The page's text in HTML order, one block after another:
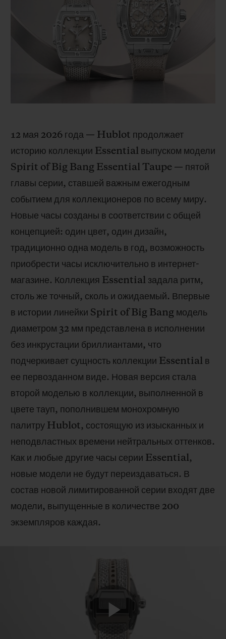
12 мая 2026 года — Hublot продолжает
историю коллекции Essential выпуском модели
Spirit of Big Bang Essential Taupe — пятой
главы серии, ставшей важным ежегодным
событием для коллекционеров по всему миру.
Новые часы созданы в соответствии с общей
концепцией: один цвет, один дизайн,
традиционно одна модель в год, возможность
приобрести часы исключительно в интернет-
магазине. Коллекция Essential задала ритм,
столь же точный, сколь и ожидаемый. Впервые
в истории линейки Spirit of Big Bang модель
диаметром 32 мм представлена в исполнении
без инкрустации бриллиантами, что
подчеркивает сущность коллекции Essential в
ее первозданном виде. Новая версия стала
второй моделью в коллекции, выполненной в
цвете тауп, пополнившем монохромную
палитру Hublot, состоящую из изысканных и
неподвластных времени нейтральных оттенков.
Как и любые другие часы серии Essential,
новые модели не будут переиздаваться. В
состав новой лимитированной серии входят две
модели, выпущенные в количестве 200
экземпляров каждая.
COLORED CERAMIC
BIG BANG
PEACH CERAMIC
SPIRIT OF BIG
ESSENTIAL
НАЙТИ БУТИК